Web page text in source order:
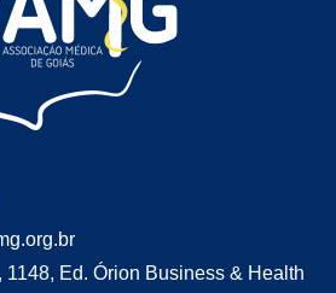
Ed. Órion Business & Health